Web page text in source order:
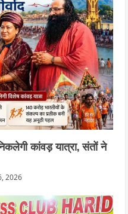
मां गंगा का महिमा गान,
कैदियों को मिला आध्यात्मिक
में जुटा हरिद्वार-रूड़की
जलपान व प्रसाद वितरण
का दिल
कांवड़ यात्रा, संतों ने
2026